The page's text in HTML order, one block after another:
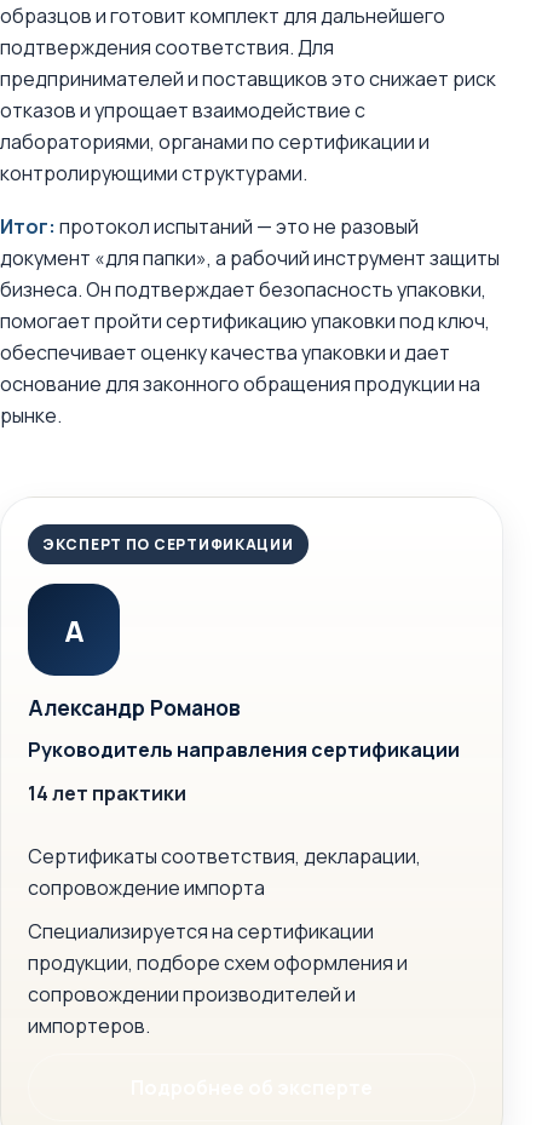
образцов и готовит комплект для дальнейшего
подтверждения соответствия. Для
предпринимателей и поставщиков это снижает риск
отказов и упрощает взаимодействие с
лабораториями, органами по сертификации и
контролирующими структурами.
Итог: протокол испытаний — это не разовый
документ «для папки», а рабочий инструмент защиты
бизнеса. Он подтверждает безопасность упаковки,
помогает пройти сертификацию упаковки под ключ,
обеспечивает оценку качества упаковки и дает
основание для законного обращения продукции на
рынке.
ЭКСПЕРТ ПО СЕРТИФИКАЦИИ
А
Александр Романов
Руководитель направления сертификации
14 лет практики
Сертификаты соответствия, декларации,
сопровождение импорта
Специализируется на сертификации
продукции, подборе схем оформления и
сопровождении производителей и
импортеров.